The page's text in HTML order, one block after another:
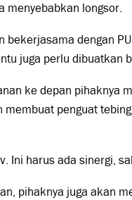
menyebabkan longsor.
bekerjasama dengan
juga perlu dibuatkan
ke depan pihaknya
penguat
Ini harus ada sinergi,
pihaknya juga akan